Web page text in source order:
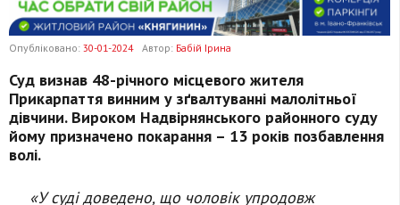
Опубліковано: 30-01-2024 Автор: Бабій Ірина
Суд визнав 48-річного місцевого жителя
Прикарпаття винним у зґвалтуванні малолітньої
дівчини. Вироком Надвірнянського районного суду
йому призначено покарання – 13 років позбавлення
волі.
«У суді доведено, що чоловік упродовж